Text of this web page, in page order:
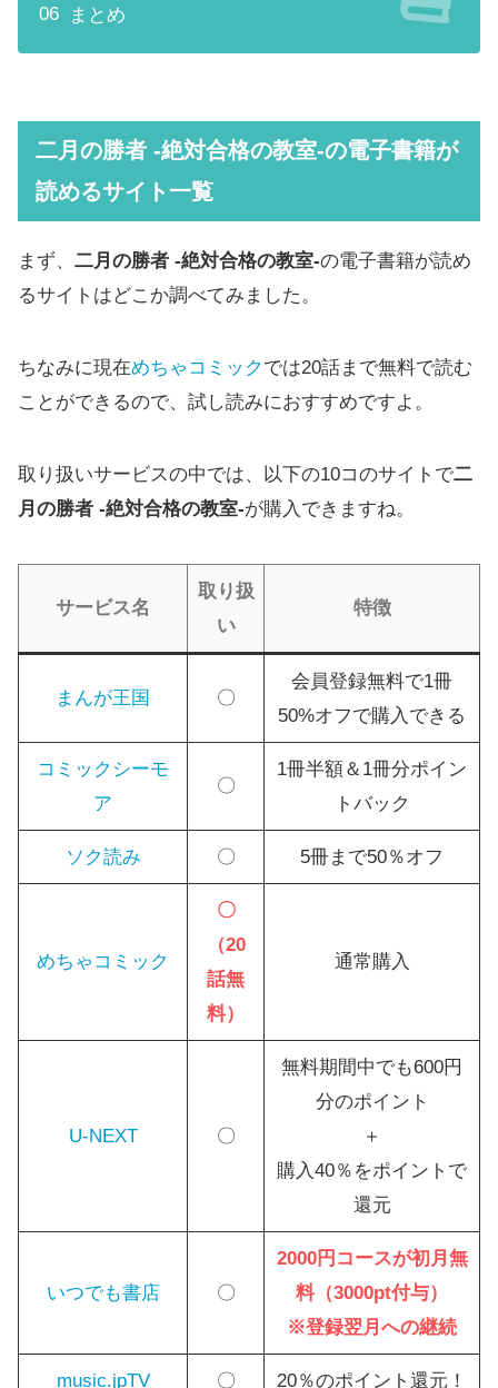
まとめ
二月の勝者 -絶対合格の教室-の電子書籍が
読めるサイト一覧
まず、 二月の勝者 -絶対合格の教室-の電子書籍が読め
るサイトはどこか調べてみました。
ちなみに現在めちゃコミック では20話まで無料で読む
ことができるので、試し読みにおすすめですよ。
取り扱いサービスの中では、以下の10コのサイトで二
月の勝者 -絶対合格の教室-が購入できますね。
サービス名
取り扱
い
特徴
まんが王国 〇
会員登録無料で1冊
50%オフで購入できる
コミックシーモ
ア
〇
1冊半額＆1冊分ポイン
トバック
ソク読み 〇 5冊まで50％オフ
めちゃコミック
〇
（20
話無
料）
通常購入
U-NEXT 〇
無料期間中でも600円
分のポイント
＋
購入40％をポイントで
還元
いつでも書店 〇
2000円コースが初月無
料（3000pt付与）
※登録翌月への継続
music.jpTV 〇 20％のポイント還元！